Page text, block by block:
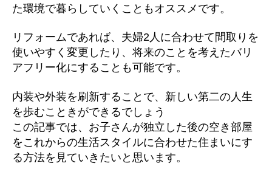
た環境で暮らしていくこともオススメです。
リフォームであれば、夫婦2人に合わせて間取りを
使いやすく変更したり、将来のことを考えたバリ
アフリー化にすることも可能です。
内装や外装を刷新することで、新しい第二の人生
を歩むこときができるでしょう
この記事では、お子さんが独立した後の空き部屋
をこれからの生活スタイルに合わせた住まいにす
る方法を見ていきたいと思います。